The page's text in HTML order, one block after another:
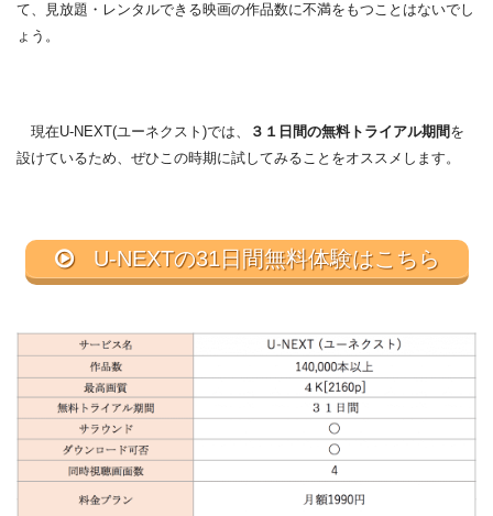
て、見放題・レンタルできる映画の作品数に不満をもつことはないでし
ょう。
現在U-NEXT(ユーネクスト)では、 ３１日間の無料トライアル期間を
設けているため、ぜひこの時期に試してみることをオススメします。
U-NEXTの31日間無料体験はこちら